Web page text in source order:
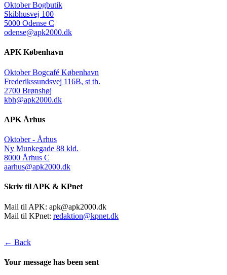
Oktober Bogbutik
Skibhusvej 100
5000 Odense C
odense@apk2000.dk
APK København
Oktober Bogcafé København
Frederikssundsvej 116B, st th.
2700 Brønshøj
kbh@apk2000.dk
APK Århus
Oktober - Århus
Ny Munkegade 88 kld.
8000 Århus C
aarhus@apk2000.dk
Skriv til APK & KPnet
Mail til APK: apk@apk2000.dk
Mail til KPnet: redaktion@kpnet.dk
← Back
Your message has been sent